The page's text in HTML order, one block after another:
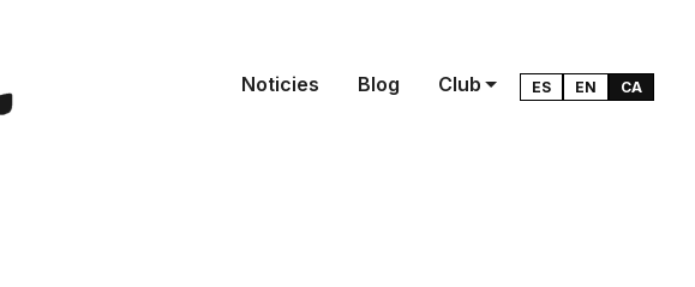
Noticies Blog Club ES EN CA